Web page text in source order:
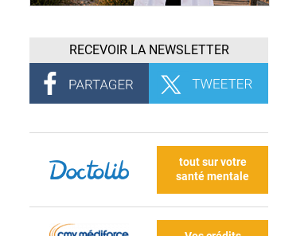
RECEVOIR LA NEWSLETTER
tout sur votre
santé mentale